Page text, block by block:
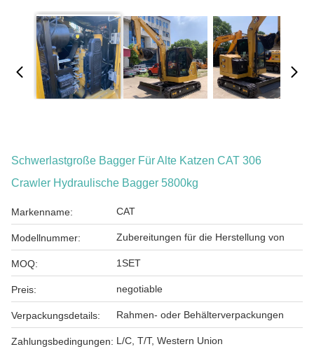
Schwerlastgroße Bagger Für Alte Katzen CAT 306
Crawler Hydraulische Bagger 5800kg
Markenname: CAT
Modellnummer: Zubereitungen für die Herstellung von
MOQ: 1SET
Preis: negotiable
Verpackungsdetails: Rahmen- oder Behälterverpackungen
Zahlungsbedingungen: L/C, T/T, Western Union